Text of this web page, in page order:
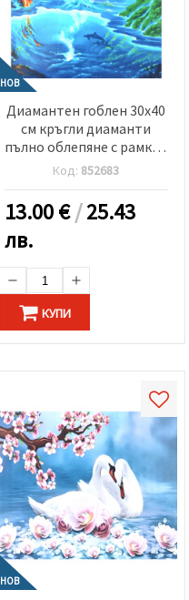
НОВ
Диамантен гоблен 30x40
см кръгли диаманти
пълно облепяне с рамка -
Вълшебна русалка
Код: 852683
13.00€/25.43
лв.
КУПИ
НОВ